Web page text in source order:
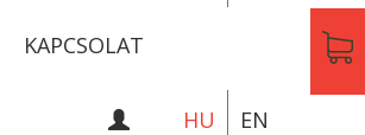
KAPCSOLAT
HU EN